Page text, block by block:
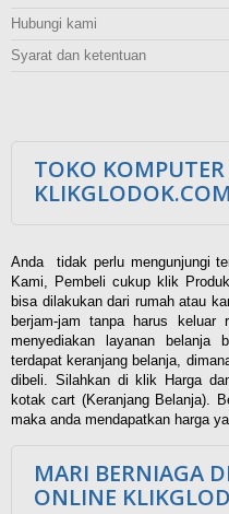
Hubungi kami
Syarat dan ketentuan
TOKO
KLIKGLODOK.COM
Anda tidak perlu mengunjungi
Kami, Pembeli cukup klik
bisa dilakukan dari rumah atau
berjam-jam tanpa harus
menyediakan layanan belanja
terdapat keranjang belanja,
dibeli. Silahkan di klik Harga
kotak cart (Keranjang Belanja).
maka anda mendapatkan harga
MARI BERNIAGA
ONLINE